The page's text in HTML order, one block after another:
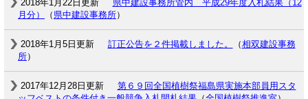
2018年1月22日更新
県中建設事務所管内 平成29年度入札結果（12
月分）
（ 県中建設事務所）
2018年1月5日更新 訂正公告を２件掲載しました。 （相双建設事務
所）
2017年12月28日更新
第６９回全国植樹祭福島県実施本部員用スタ